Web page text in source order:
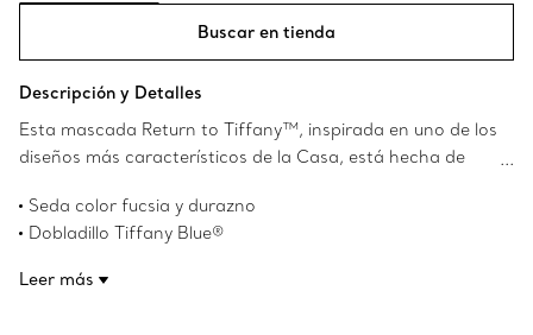
Buscar en tienda
Descripción y Detalles
Esta mascada Return to Tiffany™, inspirada en uno de los
diseños más característicos de la Casa, está hecha de
referencia a nuestra icónica joyería. Combínela con un
anillo para bufanda de Tiffany o átela elegantemente
Seda color fucsia y durazno
Dobladillo Tiffany Blue®
Número de producto:73250412
Leer más